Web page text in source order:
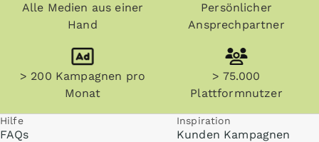
Alle Medien aus einer
Hand
Persönlicher
Ansprechpartner
> 200 Kampagnen pro
Monat
> 75.000
Plattformnutzer
Hilfe
FAQs
Inspiration
Kunden Kampagnen